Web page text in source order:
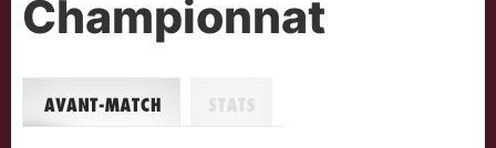
Championnat